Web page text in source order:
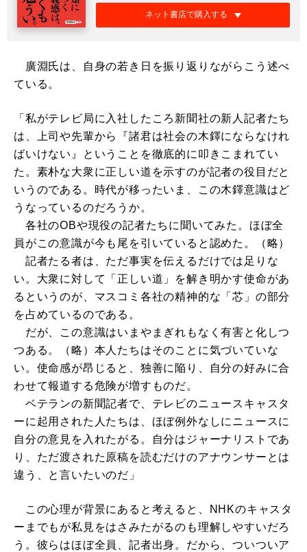
ネット書店で購入する
廣淵氏は、自身の若き日を振り返りながらこう述べ
ている。
「私がテレビ局に入社したころ新聞社の新人記者たち
は、上司や先輩から『諸君は社会の木鐸にならなけれ
ばいけない』ということを徹底的に叩きこまれてい
た。素朴な大衆に正しい道を示すのが記者の役目だと
いうのである。時代が移ったいま、この木鐸意識はど
うなっているのだろうか。
各社のOBや現役の記者たちに聞いてみた。ほぼ全
員がこの意識が今も尾を引いていると認めた。（略）
記者たる者は、ただ事実を伝えるだけでは足りな
い。大衆に対して「正しい道」を解き明かす使命があ
るというのが、マスコミ各社の精神的な「芯」の部分
を占めているのである。
だが、この意識はいまやまぎれもなく有害と化しつ
つある。（略）本人たちはそのことに気づいていな
い。使命感が昂じると、独善に陥り、自分の好みに合
わせて報道する危険が増すものだ。
ベテランの新聞記者で、テレビのニュースキャスタ
ーに起用された人たちは、ほぼ例外なしにニュースに
自分の意見を入れたがる。自分はジャーナリストであ
り、ただ渡された原稿を読むだけのアナウンサーとは
違う、と言いたいのだ」
この心理が背景にあると考えると、NHKのキャスタ
ーまでもが私見をはさみたがるのも理解しやすいだろ
う。彼らはほぼ全員、記者出身。だから、ついついア